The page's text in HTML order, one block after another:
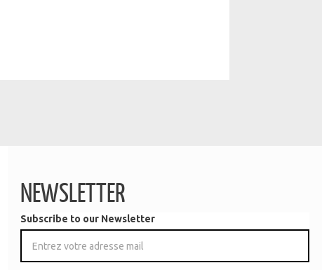
NEWSLETTER
Subscribe to our Newsletter